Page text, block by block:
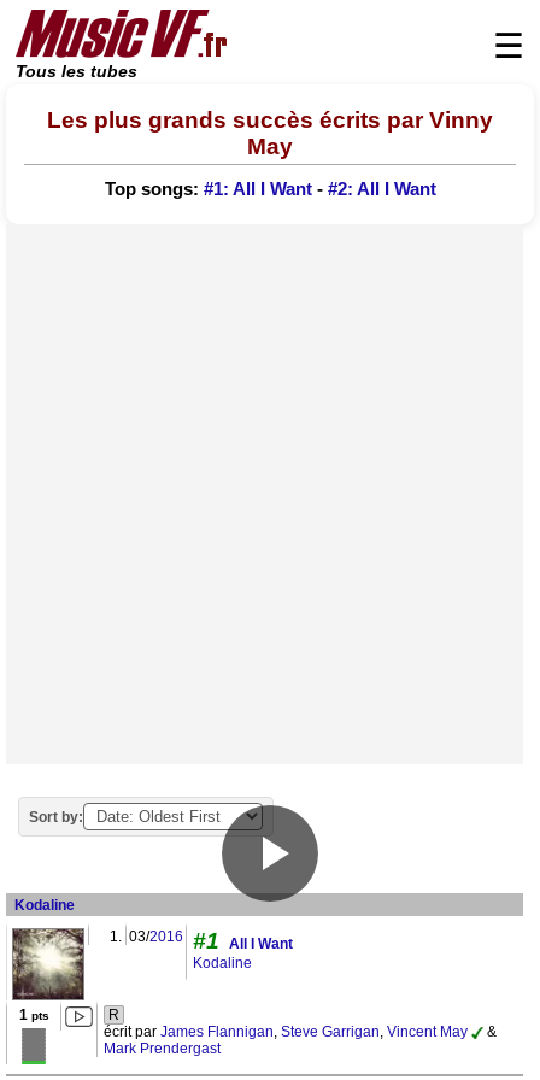
Tous les tubes
☰
Les plus grands succès écrits par Vinny
May
Top songs: #1: All I Want- #2: All I Want
Sort by:
Kodaline
1. 03/2016 #1
All I Want
Kodaline
1 pts
R
écrit par James Flannigan, Steve Garrigan, Vincent May
&
Mark Prendergast